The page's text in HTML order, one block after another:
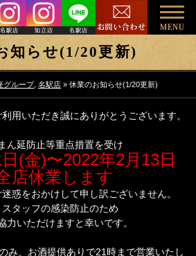
知らせ(1/20更新)
グループ, 名駅店 » 休業のお知らせ(1/20更新)
用いただき誠にありがとうございます。
ん延防止等重点措置を受け
(金)〜2022年2月13日
店休業します
惑をおかけして申し訳ございません。
タッフの感染防止のため
力いただけますと幸いです。
み、お酒提供ありで21時まで営業いたし